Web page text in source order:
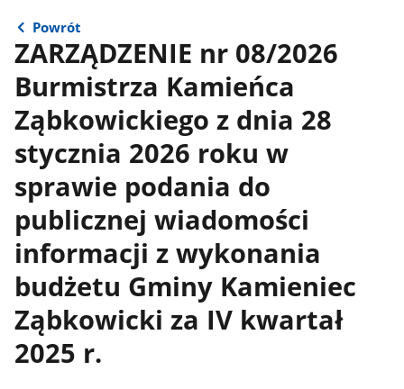
Powrót
ZARZĄDZENIE nr 08/2026
Burmistrza Kamieńca
Ząbkowickiego z dnia 28
stycznia 2026 roku w
sprawie podania do
publicznej wiadomości
informacji z wykonania
budżetu Gminy Kamieniec
Ząbkowicki za IV kwartał
2025 r.